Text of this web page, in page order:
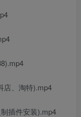
店、淘特).mp4
插件安装).mp4